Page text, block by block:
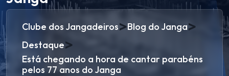
Clube dos Jangadeiros>Blog do Janga>
Destaque>
Está chegando a hora de cantar parabéns
pelos 77 anos do Janga